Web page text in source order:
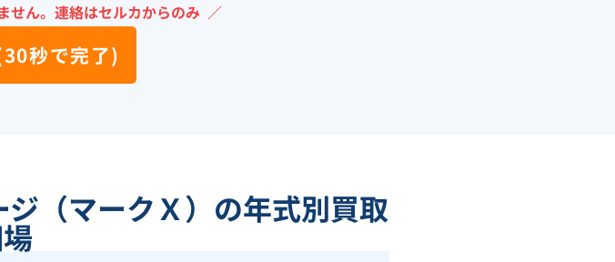
ん。 連絡はセルカからのみ ／
秒で完了)
（マークＸ）の年式別買取